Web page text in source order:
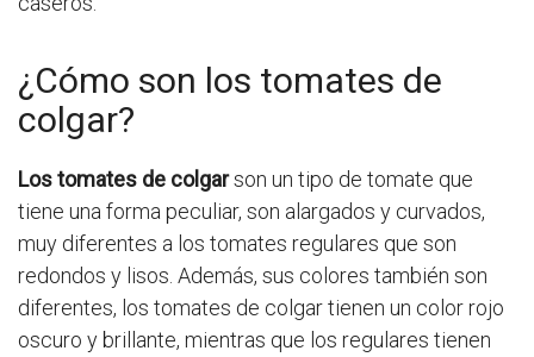
¿Cómo son los tomates de
colgar?
Los tomates de colgarson un tipo de tomate que
tiene una forma peculiar, son alargados y curvados,
muy diferentes a los tomates regulares que son
redondos y lisos. Además, sus colores también son
diferentes, los tomates de colgar tienen un color rojo
oscuro y brillante, mientras que los regulares tienen